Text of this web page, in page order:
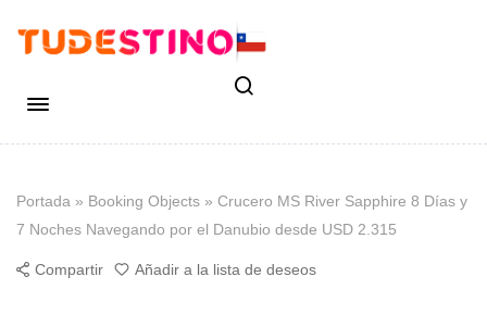
Portada » Booking Objects » Crucero MS River Sapphire 8 Días y
7 Noches Navegando por el Danubio desde USD 2.315
Compartir Añadir a la lista de deseos